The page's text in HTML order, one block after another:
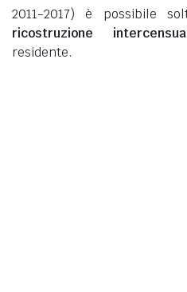
2011-2017) è possibile
ricostruzione
residente.